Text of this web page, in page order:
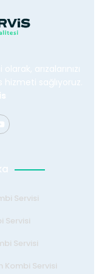
arızalarınızı
sağlıyoruz.
Servisi
Servisi
Servisi
Kombi Servisi